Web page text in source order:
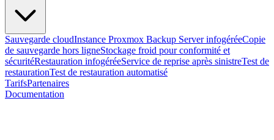
Sauvegarde cloudInstance Proxmox Backup Server infogéréeCopie
de sauvegarde hors ligneStockage froid pour conformité et
sécuritéRestauration infogéréeService de reprise après sinistreTest de
restaurationTest de restauration automatisé
TarifsPartenaires
Documentation